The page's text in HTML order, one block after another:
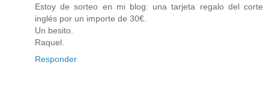
Estoy de sorteo en mi blog: una tarjeta regalo del corte
inglés por un importe de 30€.
Un besito.
Raquel.
Responder